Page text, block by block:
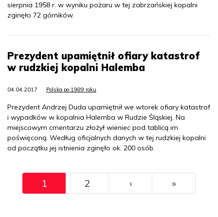
sierpnia 1958 r. w wyniku pożaru w tej zabrzańskiej kopalni
zginęło 72 górników.
Prezydent upamiętnił ofiary katastrof
w rudzkiej kopalni Halemba
04.04.2017 Polska po 1989 roku
Prezydent Andrzej Duda upamiętnił we wtorek ofiary katastrof
i wypadków w kopalnia Halemba w Rudzie Śląskiej. Na
miejscowym cmentarzu złożył wieniec pod tablicą im
poświęconą. Według oficjalnych danych w tej rudzkiej kopalni
od początku jej istnienia zginęło ok. 200 osób.
Pagination
1 2 ››› »Ostatni